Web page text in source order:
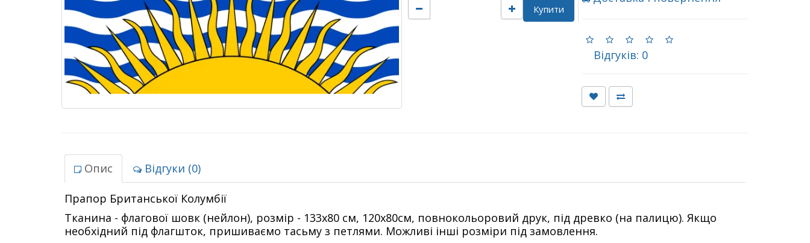
Купити
Відгуків: 0
Опис Відгуки (0)
Прапор Британської Колумбії
Тканина - флагової шовк (нейлон), розмір - 133х80 см, 120х80см, повнокольоровий друк, під древко (на палицю). Якщо
необхідний під флагшток, пришиваємо тасьму з петлями. Можливі інші розміри під замовлення.